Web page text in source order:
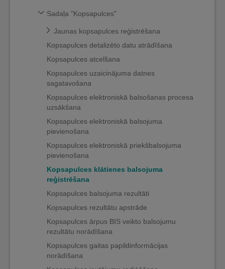
Sadaļa "Kopsapulces"
Jaunas kopsapulces reģistrēšana
Kopsapulces detalizēto datu atrādīšana
Kopsapulces atcelšana
Kopsapulces uzaicinājuma datnes
sagatavošana
Kopsapulces elektroniskā balsošanas procesa
uzsākšana
Kopsapulces elektroniskā balsojuma
pievienošana
Kopsapulces elektroniskā priekšbalsojuma
pievienošana
Kopsapulces klātienes balsojuma
reģistrēšana
Kopsapulces balsojuma rezultāti
Kopsapulces rezultātu apstrāde
Kopsapulces ārpus BIS veikto balsojumu
rezultātu norādīšana
Kopsapulces gaitas papildinformācijas
norādīšana